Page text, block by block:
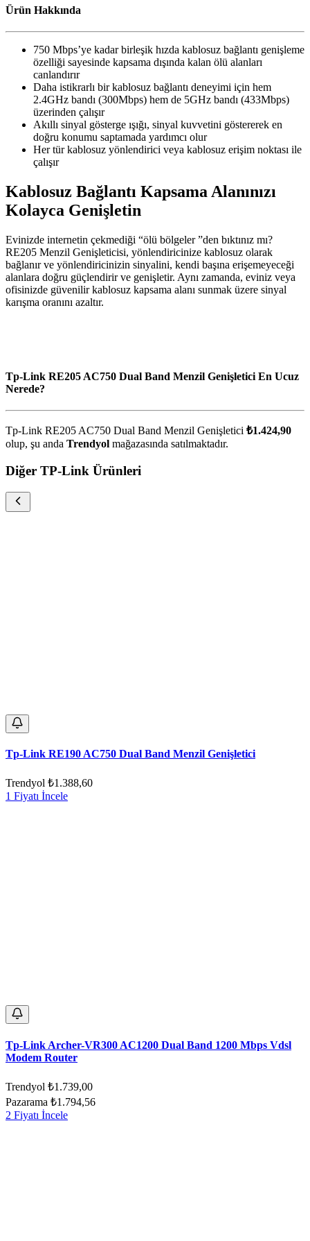
Ürün Hakkında
750 Mbps’ye kadar birleşik hızda kablosuz bağlantı genişleme
özelliği sayesinde kapsama dışında kalan ölü alanları
canlandırır
Daha istikrarlı bir kablosuz bağlantı deneyimi için hem
2.4GHz bandı (300Mbps) hem de 5GHz bandı (433Mbps)
üzerinden çalışır
Akıllı sinyal gösterge ışığı, sinyal kuvvetini göstererek en
doğru konumu saptamada yardımcı olur
Her tür kablosuz yönlendirici veya kablosuz erişim noktası ile
çalışır
Kablosuz Bağlantı Kapsama Alanınızı
Kolayca Genişletin
Evinizde internetin çekmediği “ölü bölgeler ”den bıktınız mı?
RE205 Menzil Genişleticisi, yönlendiricinize kablosuz olarak
bağlanır ve yönlendiricinizin sinyalini, kendi başına erişemeyeceği
alanlara doğru güçlendirir ve genişletir. Aynı zamanda, eviniz veya
ofisinizde güvenilir kablosuz kapsama alanı sunmak üzere sinyal
karışma oranını azaltır.
Tp-Link RE205 AC750 Dual Band Menzil Genişletici En Ucuz
Nerede?
Tp-Link RE205 AC750 Dual Band Menzil Genişletici ₺1.424,90
olup, şu anda Trendyol mağazasında satılmaktadır.
Diğer TP-Link Ürünleri
Tp-Link RE190 AC750 Dual Band Menzil Genişletici
Trendyol ₺1.388,60
1 Fiyatı İncele
Tp-Link Archer-VR300 AC1200 Dual Band 1200 Mbps Vdsl
Modem Router
Trendyol ₺1.739,00
Pazarama ₺1.794,56
2 Fiyatı İncele